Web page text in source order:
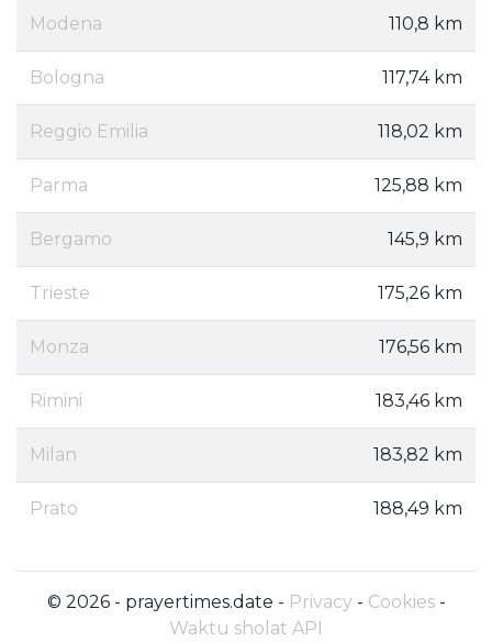
Modena 110,8 km
Bologna 117,74 km
Reggio Emilia 118,02 km
Parma 125,88 km
Bergamo 145,9 km
Trieste 175,26 km
Monza 176,56 km
Rimini 183,46 km
Milan 183,82 km
Prato 188,49 km
© 2026 - prayertimes.date - Privacy- Cookies-
Waktu sholat API